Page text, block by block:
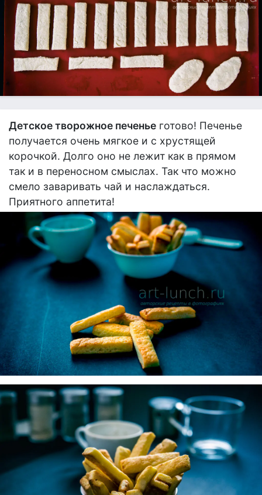
Детское творожное печенье готово! Печенье
получается очень мягкое и с хрустящей
корочкой. Долго оно не лежит как в прямом
так и в переносном смыслах. Так что можно
смело заваривать чай и наслаждаться.
Приятного аппетита!